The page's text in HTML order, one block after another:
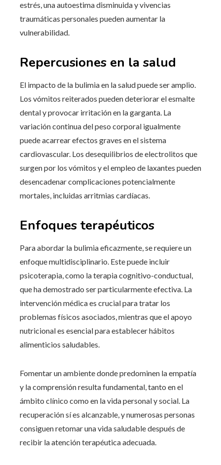
estrés, una autoestima disminuida y vivencias
traumáticas personales pueden aumentar la
vulnerabilidad.
Repercusiones en la salud
El impacto de la bulimia en la salud puede ser amplio.
Los vómitos reiterados pueden deteriorar el esmalte
dental y provocar irritación en la garganta. La
variación continua del peso corporal igualmente
puede acarrear efectos graves en el sistema
cardiovascular. Los desequilibrios de electrolitos que
surgen por los vómitos y el empleo de laxantes pueden
desencadenar complicaciones potencialmente
mortales, incluidas arritmias cardíacas.
Enfoques terapéuticos
Para abordar la bulimia eficazmente, se requiere un
enfoque multidisciplinario. Este puede incluir
psicoterapia, como la terapia cognitivo-conductual,
que ha demostrado ser particularmente efectiva. La
intervención médica es crucial para tratar los
problemas físicos asociados, mientras que el apoyo
nutricional es esencial para establecer hábitos
alimenticios saludables.
Fomentar un ambiente donde predominen la empatía
y la comprensión resulta fundamental, tanto en el
ámbito clínico como en la vida personal y social. La
recuperación sí es alcanzable, y numerosas personas
consiguen retomar una vida saludable después de
recibir la atención terapéutica adecuada.